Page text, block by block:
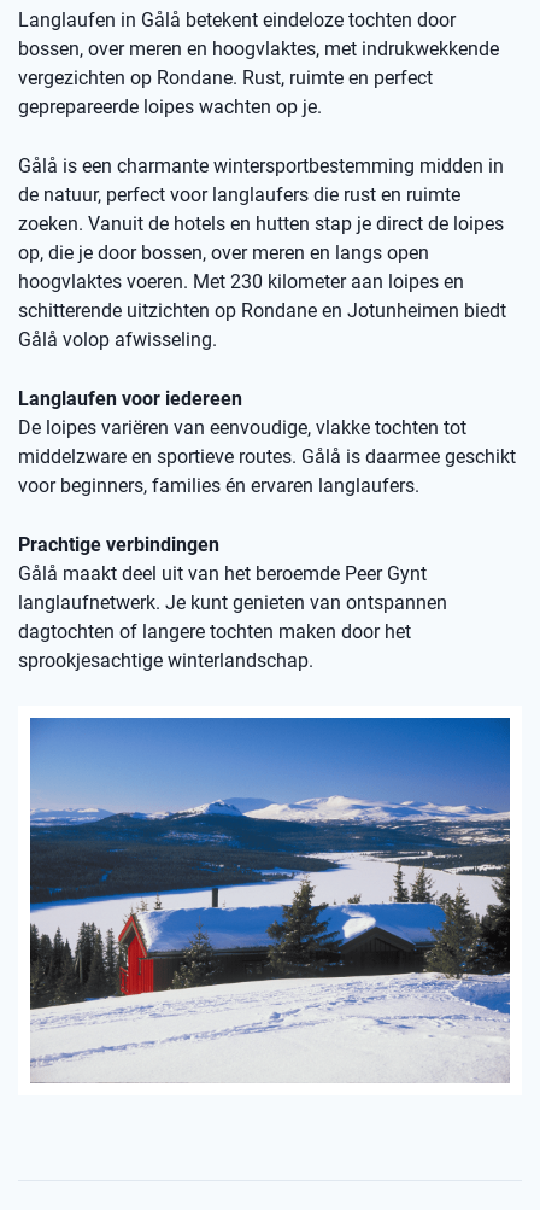
Langlaufen in Gålå betekent eindeloze tochten door
bossen, over meren en hoogvlaktes, met indrukwekkende
vergezichten op Rondane. Rust, ruimte en perfect
geprepareerde loipes wachten op je.
Gålå is een charmante wintersportbestemming midden in
de natuur, perfect voor langlaufers die rust en ruimte
zoeken. Vanuit de hotels en hutten stap je direct de loipes
op, die je door bossen, over meren en langs open
hoogvlaktes voeren. Met 230 kilometer aan loipes en
schitterende uitzichten op Rondane en Jotunheimen biedt
Gålå volop afwisseling.
Langlaufen voor iedereen
De loipes variëren van eenvoudige, vlakke tochten tot
middelzware en sportieve routes. Gålå is daarmee geschikt
voor beginners, families én ervaren langlaufers.
Prachtige verbindingen
Gålå maakt deel uit van het beroemde Peer Gynt
langlaufnetwerk. Je kunt genieten van ontspannen
dagtochten of langere tochten maken door het
sprookjesachtige winterlandschap.